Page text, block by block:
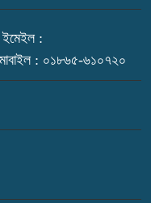
ইমেইল :
: ০১৮৬৫-৬১০৭২০